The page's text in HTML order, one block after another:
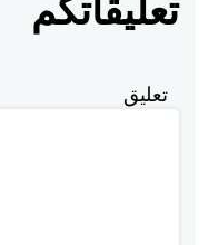
تعليقاتكم
تعليق